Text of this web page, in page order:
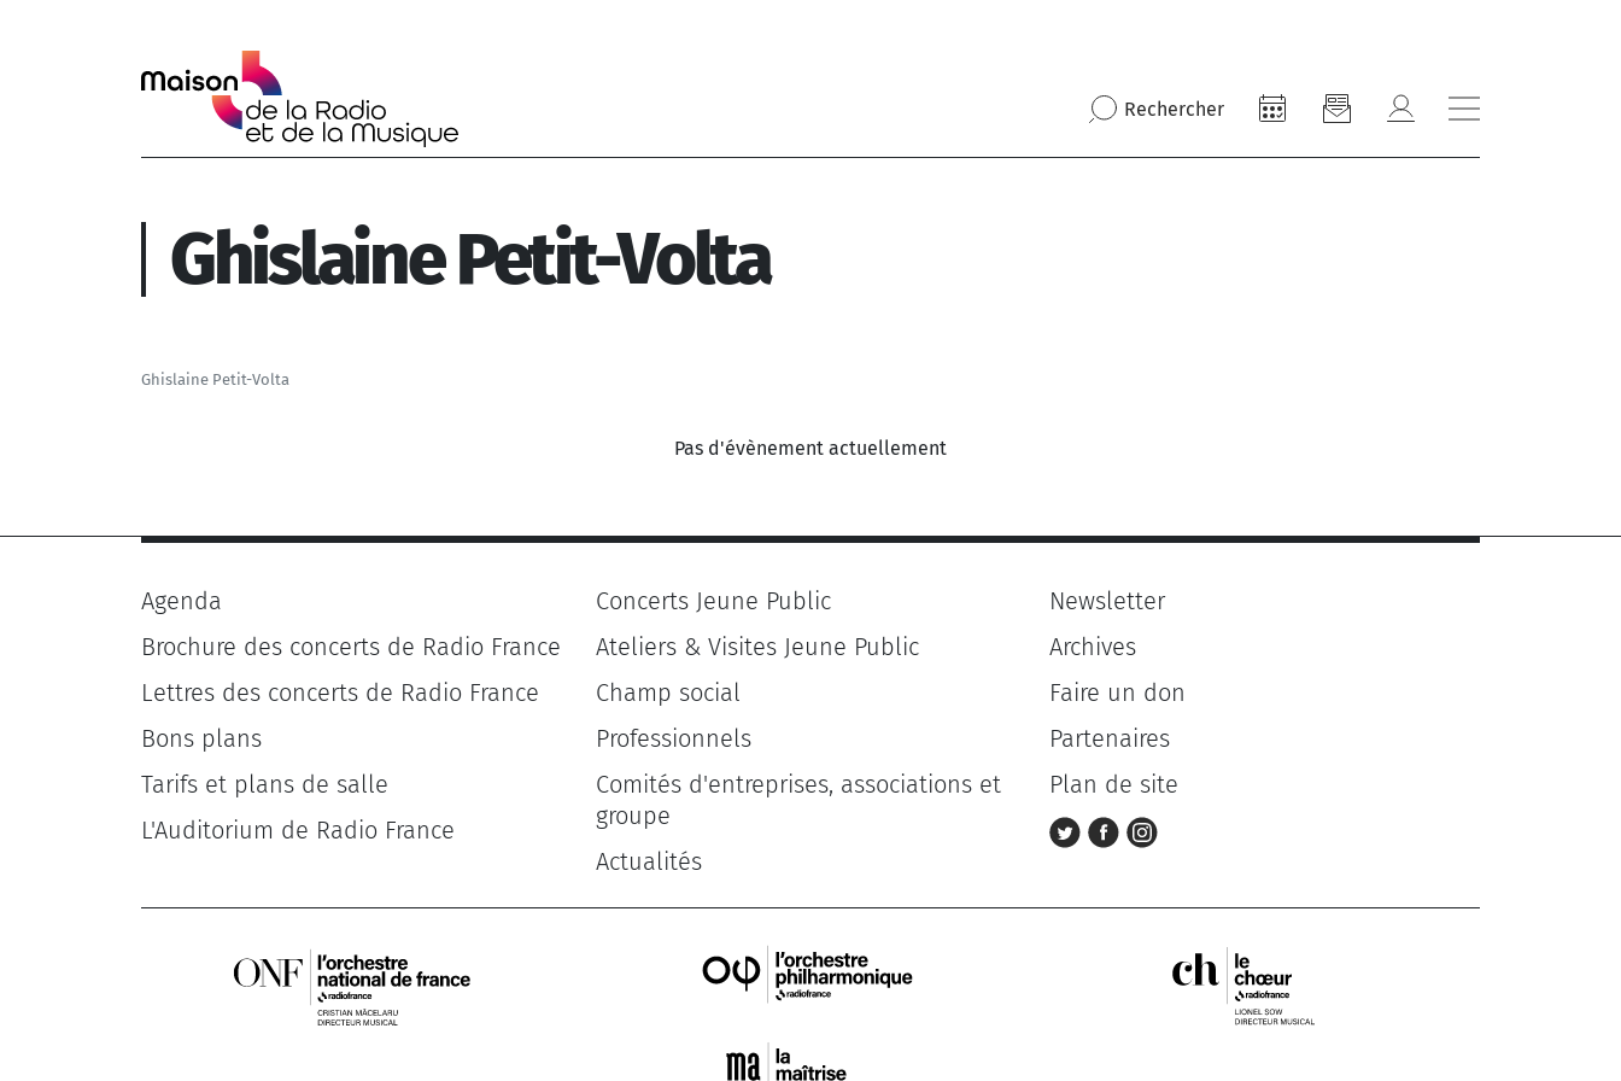
Rechercher
Ghislaine Petit-Volta
Ghislaine Petit-Volta
Pas d'évènement actuellement
Agenda
Brochure des concerts de Radio France
Lettres des concerts de Radio France
Bons plans
Tarifs et plans de salle
L'Auditorium de Radio France
Concerts Jeune Public
Ateliers & Visites Jeune Public
Champ social
Professionnels
Comités d'entreprises, associations et
groupe
Actualités
Newsletter
Archives
Faire un don
Partenaires
Plan de site